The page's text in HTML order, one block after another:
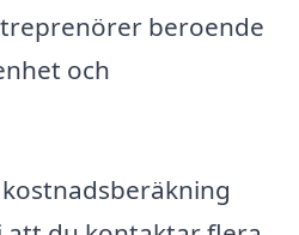
beroende
och